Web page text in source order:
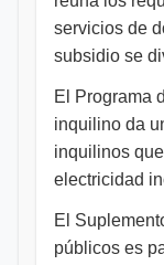
servicios de
subsidio se
El Programa
inquilino da
inquilinos
electricidad
El
públicos es